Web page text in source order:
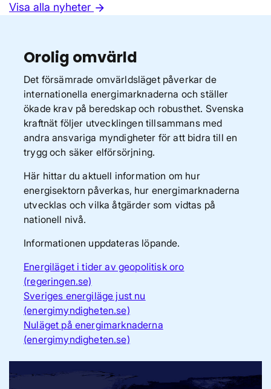
Visa alla nyheter arrow_forward
Orolig omvärld
Det försämrade omvärldsläget påverkar de
internationella energimarknaderna och ställer
ökade krav på beredskap och robusthet. Svenska
kraftnät följer utvecklingen tillsammans med
andra ansvariga myndigheter för att bidra till en
trygg och säker elförsörjning.
Här hittar du aktuell information om hur
energisektorn påverkas, hur energimarknaderna
utvecklas och vilka åtgärder som vidtas på
nationell nivå.
Informationen uppdateras löpande.
Energiläget i tider av geopolitisk oro
(regeringen.se)
Sveriges energiläge just nu
(energimyndigheten.se)
Nuläget på energimarknaderna
(energimyndigheten.se)